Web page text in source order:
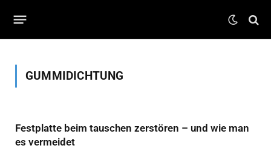
GUMMIDICHTUNG
Festplatte beim tauschen zerstören – und wie man
es vermeidet